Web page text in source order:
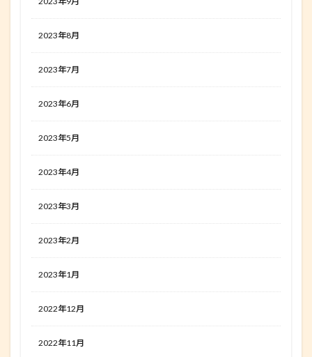
2023年8月
2023年7月
2023年6月
2023年5月
2023年4月
2023年3月
2023年2月
2023年1月
2022年12月
2022年11月